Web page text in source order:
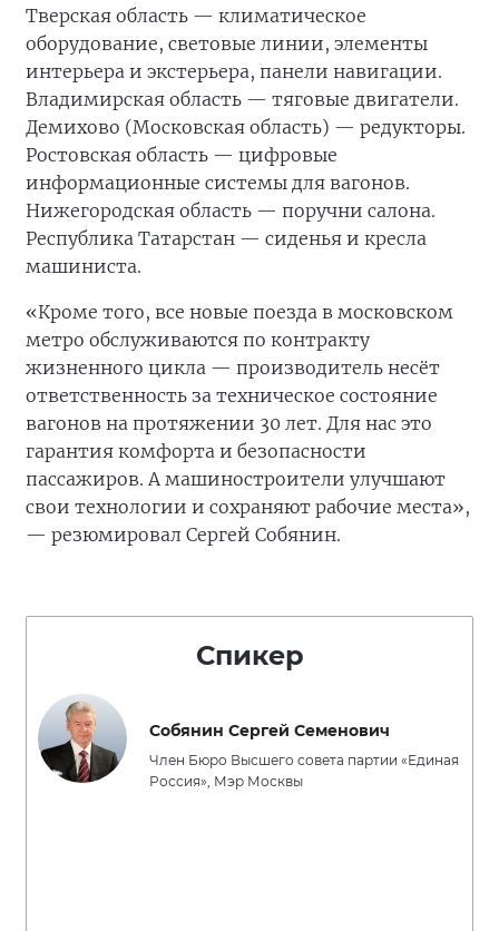
Тверская область — климатическое
оборудование, световые линии, элементы
интерьера и экстерьера, панели навигации.
Владимирская область — тяговые двигатели.
Демихово (Московская область) — редукторы.
Ростовская область — цифровые
информационные системы для вагонов.
Нижегородская область — поручни салона.
Республика Татарстан — сиденья и кресла
машиниста.
«Кроме того, все новые поезда в московском
метро обслуживаются по контракту
жизненного цикла — производитель несёт
ответственность за техническое состояние
вагонов на протяжении 30 лет. Для нас это
гарантия комфорта и безопасности
пассажиров. А машиностроители улучшают
свои технологии и сохраняют рабочие места»,
— резюмировал Сергей Собянин.
Спикер
Собянин Сергей Семенович
Член Бюро Высшего совета партии «Единая
Россия», Мэр Москвы